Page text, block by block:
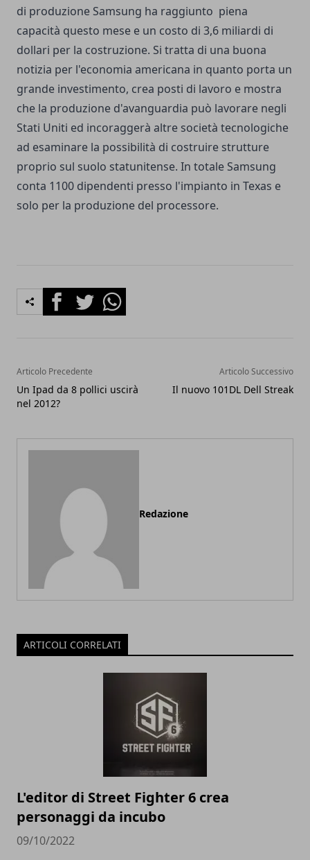
di produzione Samsung ha raggiunto piena
capacità questo mese e un costo di 3,6 miliardi di
dollari per la costruzione. Si tratta di una buona
notizia per l'economia americana in quanto porta un
grande investimento, crea posti di lavoro e mostra
che la produzione d'avanguardia può lavorare negli
Stati Uniti ed incoraggerà altre società tecnologiche
ad esaminare la possibilità di costruire strutture
proprio sul suolo statunitense. In totale Samsung
conta 1100 dipendenti presso l'impianto in Texas e
solo per la produzione del processore.
FacebookTwitterWhatsapp
Articolo Precedente
Un Ipad da 8 pollici uscirà
nel 2012?
Articolo Successivo
Il nuovo 101DL Dell Streak
Redazione
ARTICOLI CORRELATI
L'editor di Street Fighter 6 crea
personaggi da incubo
09/10/2022